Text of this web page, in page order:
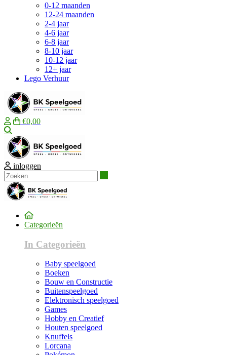
0-12 maanden
12-24 maanden
2-4 jaar
4-6 jaar
6-8 jaar
8-10 jaar
10-12 jaar
12+ jaar
Lego Verhuur
€0,00
inloggen
Categorieën
In Categorieën
Baby speelgoed
Boeken
Bouw en Constructie
Buitenspeelgoed
Elektronisch speelgoed
Games
Hobby en Creatief
Houten speelgoed
Knuffels
Lorcana